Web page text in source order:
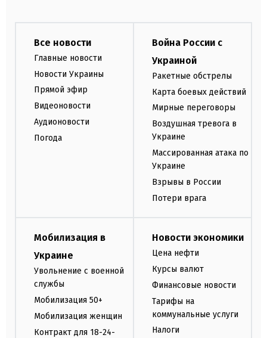
Все новости
Главные новости
Новости Украины
Прямой эфир
Видеоновости
Аудионовости
Погода
Война России с
Украиной
Ракетные обстрелы
Карта боевых действий
Мирные переговоры
Воздушная тревога в
Украине
Массированная атака по
Украине
Взрывы в России
Потери врага
Мобилизация в
Украине
Увольнение с военной
службы
Мобилизация 50+
Мобилизация женщин
Контракт для 18-24-
Новости экономики
Цена нефти
Курсы валют
Финансовые новости
Тарифы на
коммунальные услуги
Налоги